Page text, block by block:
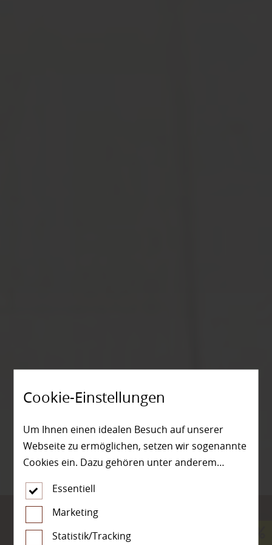
Bodenbeläge von Holz
Cookie-Einstellungen
Um Ihnen einen idealen Besuch auf unserer
Webseite zu ermöglichen, setzen wir sogenannte
Cookies ein. Dazu gehören unter anderem
Cookies, die für die Steuerung und den
reibungslosen Betrieb unserer kommerziellen
Unternehmensseite notwendig sind. Zusätzlich
verwenden wir Cookies zur anonymen Erhebung
Essentiell
Marketing
Statistik/Tracking